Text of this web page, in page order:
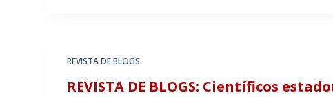
REVISTA DE BLOGS
REVISTA DE BLOGS: Científicos